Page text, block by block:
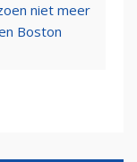
niet meer
Boston